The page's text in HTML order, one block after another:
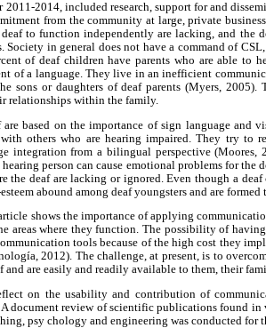
2014, included research, support for and
from the community at large, private
to function independently are lacking, and the
Society in general does not have a command of
of deaf children have parents who are able to
of a language. They live in an inefficient
sons or daughters of deaf parents (Myers,
relationships within the family.
based on the importance of sign language and
others who are hearing impaired. They try to
integration from a bilingual perspective (Moores,
person can cause emotional problems for the
the deaf are lacking or ignored. Even though a
abound among deaf youngsters and are
shows the importance of applying
areas where they function. The possibility of
tools because of the high cost they
2012). The challenge, at present, is to
and are easily and readily available to them, their
on the usability and contribution of
document review of scientific publications found in
psy chology and engineering was conducted for